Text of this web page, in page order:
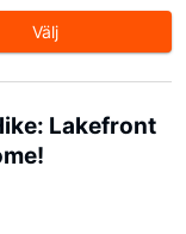
Välj
Lakefront